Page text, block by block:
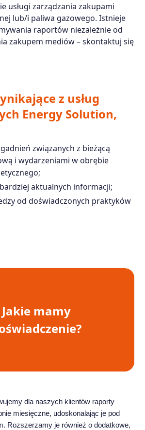
usługi zarządzania zakupami
lub/i paliwa gazowego. Istnieje
raportów niezależnie od
zakupem mediów – skontaktuj się
z usług
Energy Solution,
związanych z bieżącą
i wydarzeniami w obrębie
aktualnych informacji;
od doświadczonych praktyków
Jakie mamy
dla naszych klientów raporty
miesięczne, udoskonalając je pod
Rozszerzamy je również o dodatkowe,